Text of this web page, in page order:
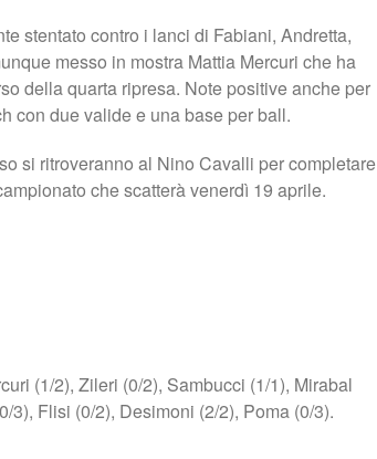
stentato contro i lanci di Fabiani, Andretta,
messo in mostra Mattia Mercuri che ha
della quarta ripresa. Note positive anche per
con due valide e una base per ball.
si ritroveranno al Nino Cavalli per completare
che scatterà venerdì 19 aprile.
(1/2), Zileri (0/2), Sambucci (1/1), Mirabal
3), Flisi (0/2), Desimoni (2/2), Poma (0/3).